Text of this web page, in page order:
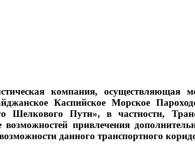
компания, осуществляющая
Каспийское Морское
Шелкового Пути», в частности,
привлечения
данного транспортного